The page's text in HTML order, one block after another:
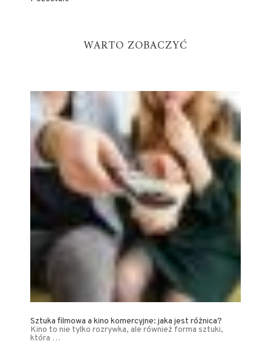
WARTO ZOBACZYĆ
Sztuka filmowa a kino komercyjne: jaka jest różnica?
Kino to nie tylko rozrywka, ale również forma sztuki,
która …